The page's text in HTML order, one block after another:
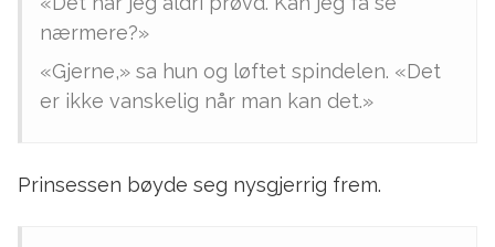
nærmere?»
«Gjerne,» sa hun og løftet spindelen. «Det
er ikke vanskelig når man kan det.»
Prinsessen bøyde seg nysgjerrig frem.